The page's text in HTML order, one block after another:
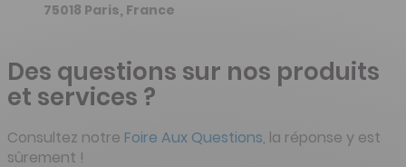
75018 Paris, France
Des questions sur nos produits
et services ?
Consultez notre Foire Aux Questions, la réponse y est
sûrement !